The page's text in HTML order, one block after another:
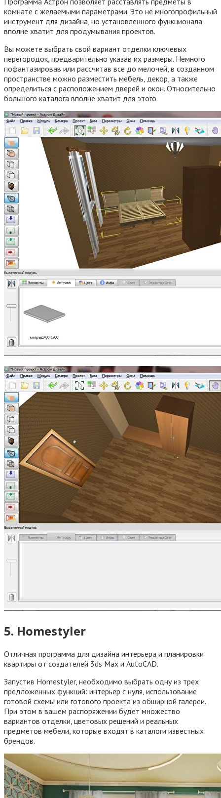
комнате с желаемыми параметрами. Это не многопрофильный
инструмент для дизайна, но установленного функционала
вполне хватит для продумывания проектов.
Вы можете выбрать свой вариант отделки ключевых
перегородок, предварительно указав их размеры. Немного
пофантазировав или рассчитав все до мелочей, в созданном
пространстве можно разместить мебель, декор, а также
определиться с расположением дверей и окон. Относительно
большого каталога вполне хватит для этого.
5. Homestyler
Отличная программа для дизайна интерьера и планировки
квартиры от создателей 3ds Max и AutoCAD.
Запустив Homestyler, необходимо выбрать одну из трех
предложенных функций: интерьер с нуля, использование
готовой схемы или готового проекта из обширной галереи.
При этом в вашем распоряжении будет множество
вариантов отделки, цветовых решений и реальных
предметов мебели, которые входят в каталоги известных
брендов.